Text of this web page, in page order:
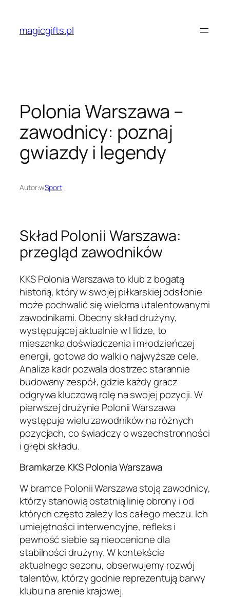
treścimagicgifts.pl
Polonia Warszawa –
zawodnicy: poznaj
gwiazdy i legendy
Autor:wSport
Skład Polonii Warszawa:
przegląd zawodników
KKS Polonia Warszawa to klub z bogatą
historią, który w swojej piłkarskiej odsłonie
może pochwalić się wieloma utalentowanymi
zawodnikami. Obecny skład drużyny,
występującej aktualnie w I lidze, to
mieszanka doświadczenia i młodzieńczej
energii, gotowa do walki o najwyższe cele.
Analiza kadr pozwala dostrzec starannie
budowany zespół, gdzie każdy gracz
odgrywa kluczową rolę na swojej pozycji. W
pierwszej drużynie Polonii Warszawa
występuje wielu zawodników na różnych
pozycjach, co świadczy o wszechstronności
i głębi składu.
Bramkarze KKS Polonia Warszawa
W bramce Polonii Warszawa stoją zawodnicy,
którzy stanowią ostatnią linię obrony i od
których często zależy los całego meczu. Ich
umiejętności interwencyjne, refleks i
pewność siebie są nieocenione dla
stabilności drużyny. W kontekście
aktualnego sezonu, obserwujemy rozwój
talentów, którzy godnie reprezentują barwy
klubu na arenie krajowej.